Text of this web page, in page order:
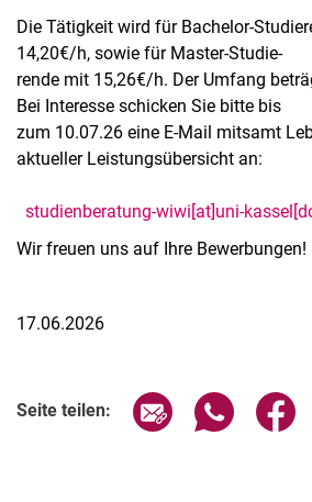
Die Tätigkeit wird für Bachelor-
14,20€/h, sowie für Master-Studie-
rende mit 15,26€/h. Der Umfang
Bei Interesse schicken Sie bitte bis
zum 10.07.26 eine E-Mail mitsamt
aktueller
studienberatung-wiwi[at]uni-
Wir freuen uns auf Ihre Bewerbungen!
17.06.2026
Seite teilen: Seite über E-Mail
Seite